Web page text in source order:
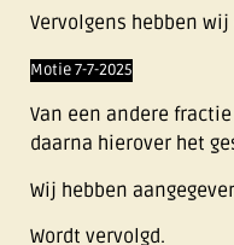
Vervolgens hebben
Motie 7-7-2025
Van een andere
daarna hierover het
Wij hebben
Wordt vervolgd.